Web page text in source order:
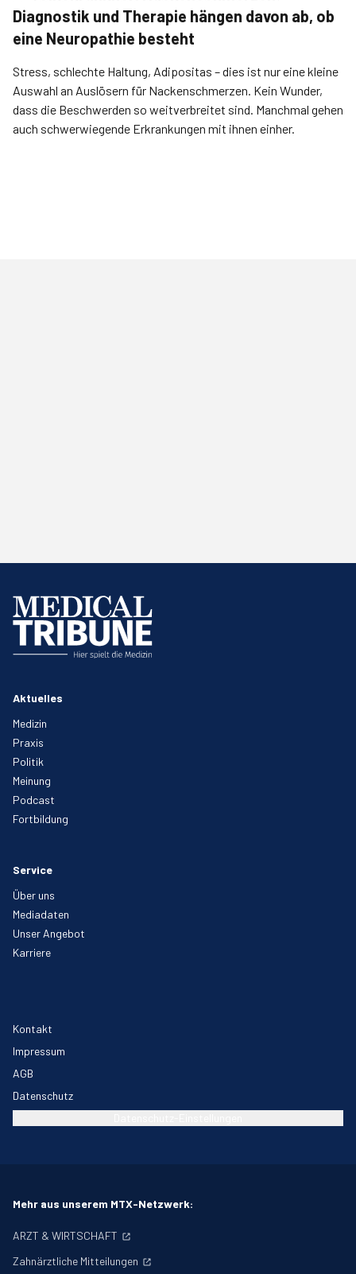
Diagnostik und Therapie hängen davon ab, ob
eine Neuropathie besteht
Stress, schlechte Haltung, Adipositas – dies ist nur eine kleine
Auswahl an Auslösern für Nackenschmerzen. Kein Wunder,
dass die Beschwerden so weitverbreitet sind. Manchmal gehen
auch schwerwiegende Erkrankungen mit ihnen einher.
Aktuelles
Medizin
Praxis
Politik
Meinung
Podcast
Fortbildung
Service
Über uns
Mediadaten
Unser Angebot
Karriere
Kontakt
Impressum
AGB
Datenschutz
Mehr aus unserem MTX-Netzwerk:
ARZT & WIRTSCHAFT
Zahnärztliche Mitteilungen